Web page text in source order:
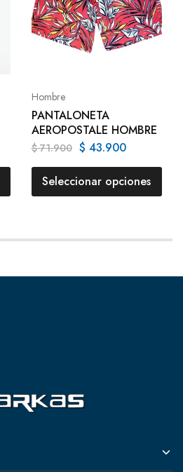
Hombre
PANTALONETA
AEROPOSTALE HOMBRE
$71.900 $ 43.900
Seleccionar opciones